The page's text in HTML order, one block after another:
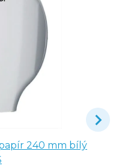
240 mm bílý